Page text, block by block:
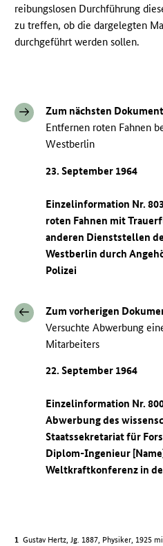
reibungslosen Durchführung
zu treffen, ob die dargelegten
durchgeführt werden sollen.
Zum nächsten Dokument
Entfernen roten Fahnen
Westberlin
23. September 1964
Einzelinformation Nr.
roten Fahnen mit
anderen Dienststellen
Westberlin durch
Polizei
Zum vorherigen
Versuchte Abwerbung
Mitarbeiters
22. September 1964
Einzelinformation Nr.
Abwerbung des
Staatssekretariat für
Diplom-Ingenieur
Weltkraftkonferenz in
Gustav Hertz, Jg. 1887, Physiker, 1925